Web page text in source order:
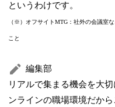
というわけです。
（※）オフサイトMTG：社外の会議室
こと
編集部
リアルで集まる機会を大
ンラインの職場環境だか